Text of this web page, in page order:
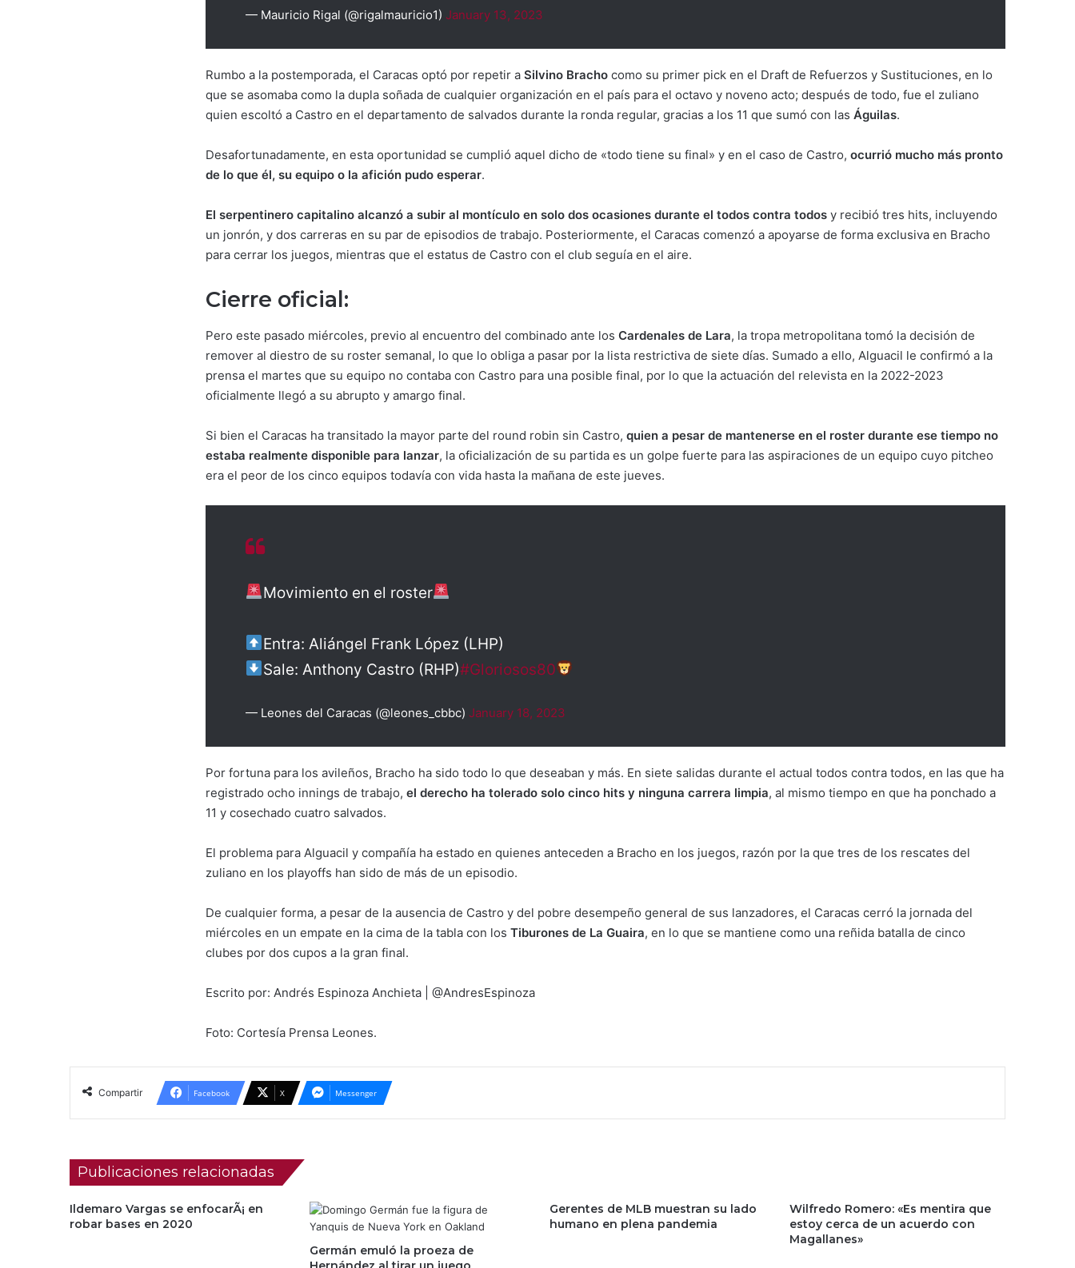
— Mauricio Rigal (@rigalmauricio1) January 13, 2023
Rumbo a la postemporada, el Caracas optó por repetir a Silvino Bracho como su primer pick en el Draft de Refuerzos y Sustituciones, en lo
que se asomaba como la dupla soñada de cualquier organización en el país para el octavo y noveno acto; después de todo, fue el zuliano
quien escoltó a Castro en el departamento de salvados durante la ronda regular, gracias a los 11 que sumó con las Águilas.
Desafortunadamente, en esta oportunidad se cumplió aquel dicho de «todo tiene su final» y en el caso de Castro, ocurrió mucho más pronto
de lo que él, su equipo o la afición pudo esperar.
El serpentinero capitalino alcanzó a subir al montículo en solo dos ocasiones durante el todos contra todos y recibió tres hits, incluyendo
un jonrón, y dos carreras en su par de episodios de trabajo. Posteriormente, el Caracas comenzó a apoyarse de forma exclusiva en Bracho
para cerrar los juegos, mientras que el estatus de Castro con el club seguía en el aire.
Cierre oficial:
Pero este pasado miércoles, previo al encuentro del combinado ante los Cardenales de Lara, la tropa metropolitana tomó la decisión de
remover al diestro de su roster semanal, lo que lo obliga a pasar por la lista restrictiva de siete días. Sumado a ello, Alguacil le confirmó a la
prensa el martes que su equipo no contaba con Castro para una posible final, por lo que la actuación del relevista en la 2022-2023
oficialmente llegó a su abrupto y amargo final.
Si bien el Caracas ha transitado la mayor parte del round robin sin Castro, quien a pesar de mantenerse en el roster durante ese tiempo no
estaba realmente disponible para lanzar, la oficialización de su partida es un golpe fuerte para las aspiraciones de un equipo cuyo pitcheo
era el peor de los cinco equipos todavía con vida hasta la mañana de este jueves.
Movimiento en el roster
Entra: Aliángel Frank López (LHP)
Sale: Anthony Castro (RHP)#Gloriosos80
— Leones del Caracas (@leones_cbbc) January 18, 2023
Por fortuna para los avileños, Bracho ha sido todo lo que deseaban y más. En siete salidas durante el actual todos contra todos, en las que ha
registrado ocho innings de trabajo, el derecho ha tolerado solo cinco hits y ninguna carrera limpia, al mismo tiempo en que ha ponchado a
11 y cosechado cuatro salvados.
El problema para Alguacil y compañía ha estado en quienes anteceden a Bracho en los juegos, razón por la que tres de los rescates del
zuliano en los playoffs han sido de más de un episodio.
De cualquier forma, a pesar de la ausencia de Castro y del pobre desempeño general de sus lanzadores, el Caracas cerró la jornada del
miércoles en un empate en la cima de la tabla con los Tiburones de La Guaira, en lo que se mantiene como una reñida batalla de cinco
clubes por dos cupos a la gran final.
Escrito por: Andrés Espinoza Anchieta | @AndresEspinoza
Foto: Cortesía Prensa Leones.
Compartir Facebook X Messenger
Publicaciones relacionadas
Ildemaro Vargas se enfocarÃ¡ en
robar bases en 2020
Germán emuló la proeza de
Gerentes de MLB muestran su lado
humano en plena pandemia
Wilfredo Romero: «Es mentira que
estoy cerca de un acuerdo con
Magallanes»